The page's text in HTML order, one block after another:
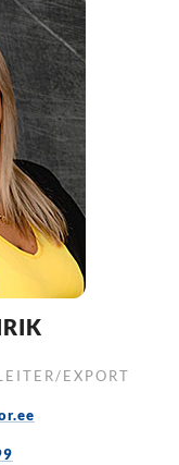
EXPORT